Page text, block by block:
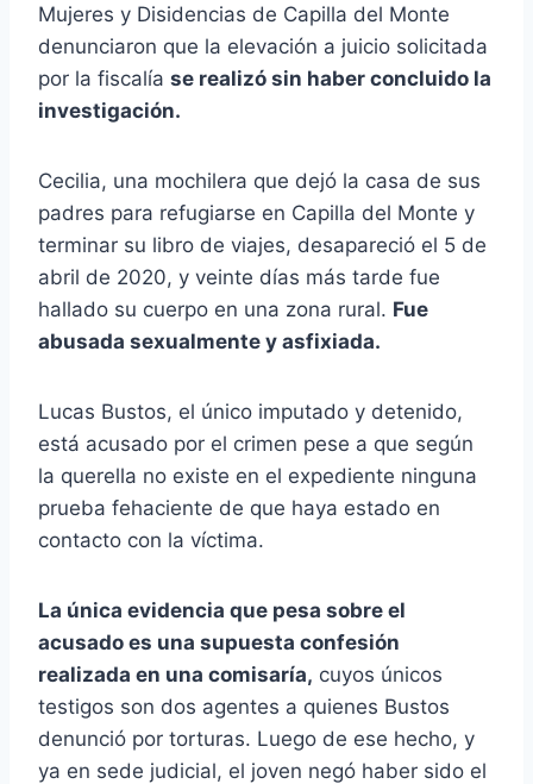
Mujeres y Disidencias de Capilla del Monte
denunciaron que la elevación a juicio solicitada
por la fiscalía se realizó sin haber concluido la
investigación.
Cecilia, una mochilera que dejó la casa de sus
padres para refugiarse en Capilla del Monte y
terminar su libro de viajes, desapareció el 5 de
abril de 2020, y veinte días más tarde fue
hallado su cuerpo en una zona rural. Fue
abusada sexualmente y asfixiada.
Lucas Bustos, el único imputado y detenido,
está acusado por el crimen pese a que según
la querella no existe en el expediente ninguna
prueba fehaciente de que haya estado en
contacto con la víctima.
La única evidencia que pesa sobre el
acusado es una supuesta confesión
realizada en una comisaría, cuyos únicos
testigos son dos agentes a quienes Bustos
denunció por torturas. Luego de ese hecho, y
ya en sede judicial, el joven negó haber sido el